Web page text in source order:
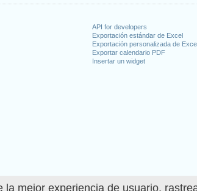
mejor experiencia de usuario,
API for developers
Exportación estándar de Excel
Exportación personalizada de
Exportar calendario PDF
Insertar un widget